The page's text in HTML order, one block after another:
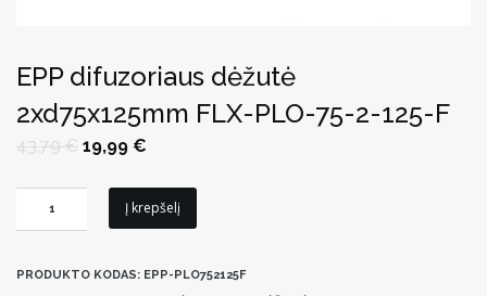
EPP difuzoriaus dėžutė
2xd75x125mm FLX-PLO-75-2-125-F
43,79€ Original
price
43,79 €.
19,99 €
19,99 €.
kiekis:
difuzoriaus
Į krepšelį
PRODUKTO KODAS: EPP-PLO752125F